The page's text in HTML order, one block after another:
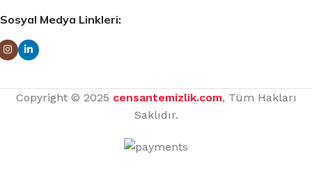
Sosyal Medya Linkleri:
Copyright © 2025 censantemizlik.com, Tüm Hakları
Saklıdır.